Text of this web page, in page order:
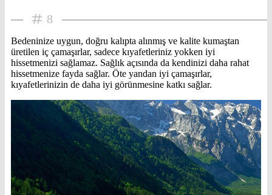
8
Bedeninize uygun, doğru kalıpta alınmış ve kalite kumaştan
üretilen iç çamaşırlar, sadece kıyafetleriniz yokken iyi
hissetmenizi sağlamaz. Sağlık açısında da kendinizi daha rahat
hissetmenize fayda sağlar. Öte yandan iyi çamaşırlar,
kıyafetlerinizin de daha iyi görünmesine katkı sağlar.